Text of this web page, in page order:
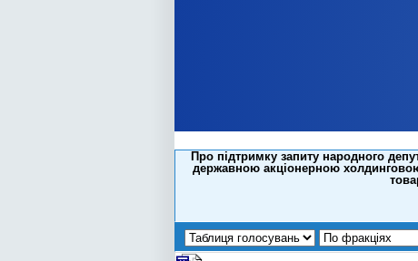
Про підтримку запиту народного
державною акціонерною